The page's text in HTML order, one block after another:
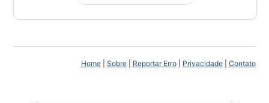
Home| Sobre| Reportar Erro| Privacidade| Contato